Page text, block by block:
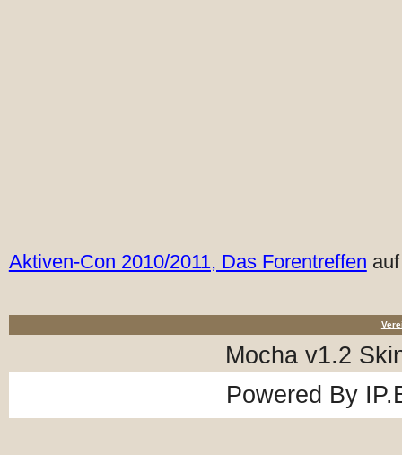
Aktiven-Con 2010/2011, Das Forentreffen
Mocha v1.2
Powered By